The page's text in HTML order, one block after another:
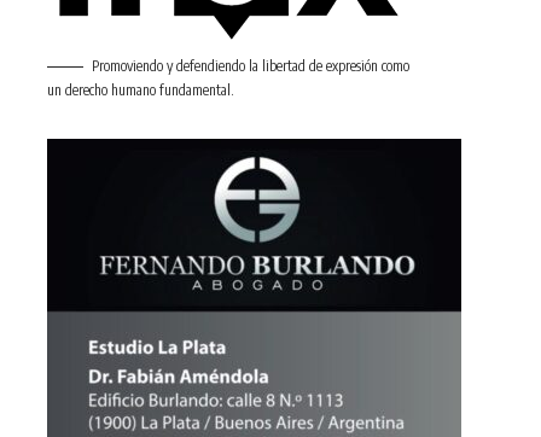
Promoviendo y defendiendo la libertad de expresión como
un derecho humano fundamental.